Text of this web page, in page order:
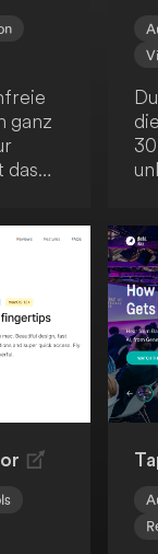
ganz
das
Titel